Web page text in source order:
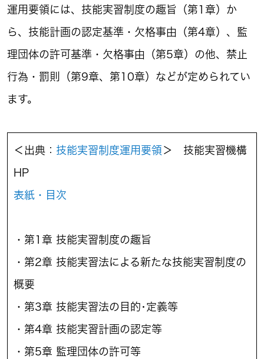
運用要領には、技能実習制度の趣旨（第1章）か
ら、技能計画の認定基準・欠格事由（第4章）、監
理団体の許可基準・欠格事由（第5章）の他、禁止
行為・罰則（第9章、第10章）などが定められてい
ます。
＜出典： 技能実習制度運用要領 ＞ 技能実習機構
HP
表紙・目次
・第1章 技能実習制度の趣旨
・第2章 技能実習法による新たな技能実習制度の
概要
・第3章 技能実習法の目的･定義等
・第4章 技能実習計画の認定等
・第5章 監理団体の許可等